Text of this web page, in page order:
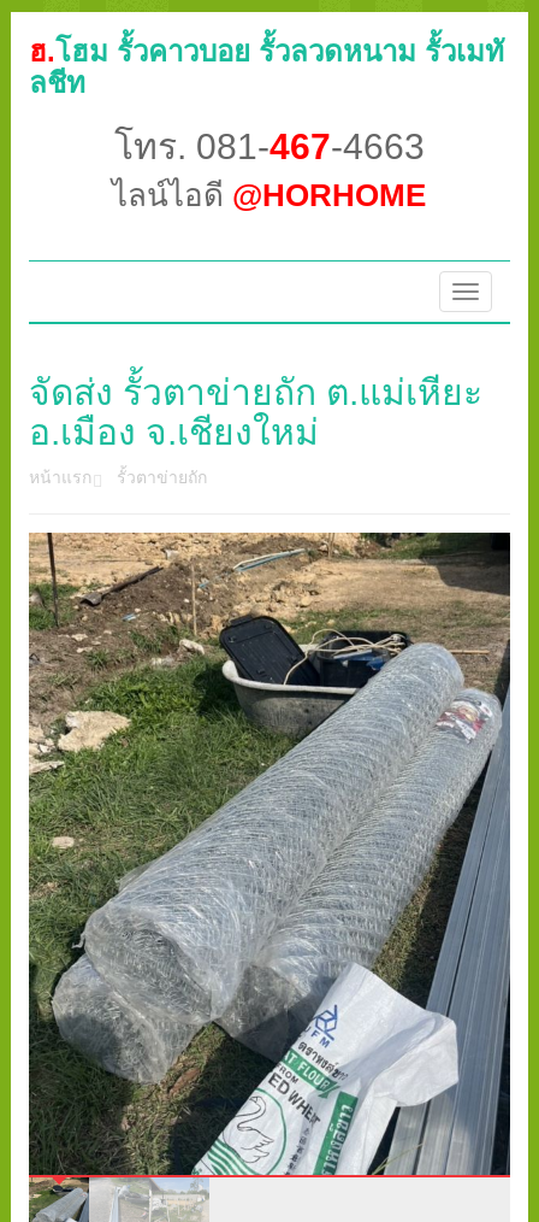
ฮ.โฮม รั้วคาวบอย รั้วลวดหนาม รั้วเมทั
ลชีท
โทร. 081-467-4663
ไลน์ไอดี @HORHOME
Toggle
จัดส่ง รั้วตาข่ายถัก ต.แม่เหียะ
อ.เมือง จ.เชียงใหม่
หน้าแรก รั้วตาข่ายถัก